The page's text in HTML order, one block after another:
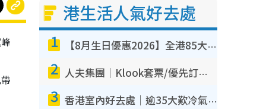
港生活人氣好去處
1 【8月生日優惠2026】全港85大食買玩著數攻略 自助餐/火鍋放題同行免費＋誠品/DONKI送現金券
2 人夫集團｜Klook套票/優先訂票/公開發售搶飛攻略！附票價.購票連結.場地座位表
3 香港室內好去處｜逾35大歎冷氣室內好去處推介 室內活動免費避雨無懼落雨